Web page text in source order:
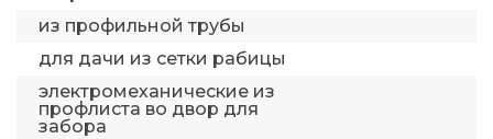
из профильной трубы
для дачи из сетки рабицы
электромеханические из
профлиста во двор для
забора